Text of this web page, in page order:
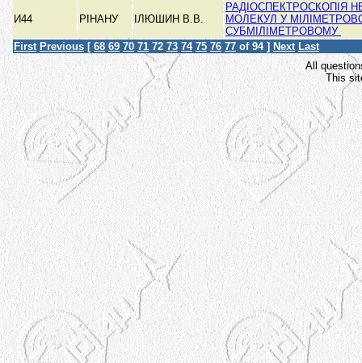
И44 РІНАНУ ІЛЮШИН В.В.
РАДІОСПЕКТРОСКОПІЯ
МОЛЕКУЛ У
СУБМІЛІМЕТРОВОМУ
First Previous [ 68 69 70 71 72 73 74 75 76 77 of 94 ] Next Last
All
This